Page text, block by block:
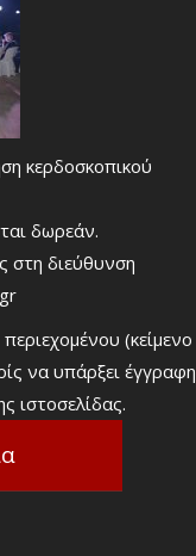
κερδοσκοπικού
δωρεάν.
στη διεύθυνση
(κείμενο
να υπάρξει έγγραφη
ιστοσελίδας.